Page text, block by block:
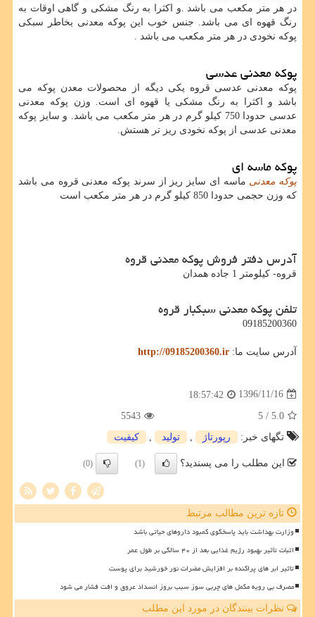
در هر متر مکعب می باشد .و اکثرا به رنگ مشکی و گاهی اوقات به
رنگ قهوه ای می باشد. جنس خوب این پوکه معدنی بخاطر سبکی
پوکه نخودی در هر متر مکعب می باشد .
پوکه معدنی عدسی
پوکه معدنی عدسی قروه یکی دیگه از محصولات معدن پوکه می
باشد و اکثرا به رنگ مشکی یا قهوه ای است. وزن پوکه معدنی
عدسی حدودا 750 کیلو گرم در هر متر مکعب می باشد. و سایز پوکه
معدنی عدسی از پوکه نخودی ریز تر هستش.
پوکه ماسه ای
پوکه معدنی ماسه ای سایز ریز از سرند پوکه معدنی قروه می باشد
که وزن حجمی حدودا 850 کیلو گرم در هر متر مکعب است
آدرس دفتر فروش پوکه معدنی قروه
قروه- کيلومتر 1 جاده همدان
تلفن پوکه معدنی سبکبار قروه
09185200360
آدرس سایت ما: http://09185200360.ir
1396/11/16
18:57:42
5.0
/ 5
5543
تگهای خبر:
رپورتاژ تولید كیفیت
این مطلب را می پسندید؟ (1)
(0)
تازه ترین مطالب مرتبط
وزارت بهداشت باید پاسخگوی کمبود داروهای حیاتی باشد
اثبات تأثیر بهبود رژیم غذایی بعد از ۴۰ سالگی بر طول عمر
تاثیر ابر های پراکنده بر افزایش مضرات نور خورشید برای پوست
مصرف بی رویه مکمل های چربی سوز سبب بروز انسداد عروق و افت فشار می شود
نظرات بینندگان در مورد این مطلب